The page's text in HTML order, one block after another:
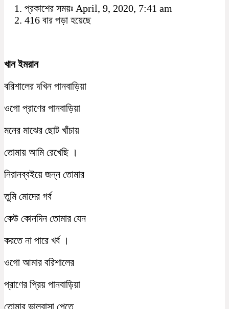
প্রকাশের সময়ঃ April, 9, 2020, 7:41 am
416 বার পড়া হয়েছে
খান ইমরান
বরিশালের দখিন পানবাড়িয়া
ওগো প্রাণের পানবাড়িয়া
মনের মাঝের ছোট খাঁচায়
তোমায় আমি রেখেছি ।
নিরানব্বইয়ে জন্ন তোমার
তুমি মোদের গর্ব
কেউ কোনদিন তোমার যেন
করতে না পারে খর্ব ।
ওগো আমার বরিশালের
প্রাণের প্রিয় পানবাড়িয়া
তোমার ভালবাসা পেতে